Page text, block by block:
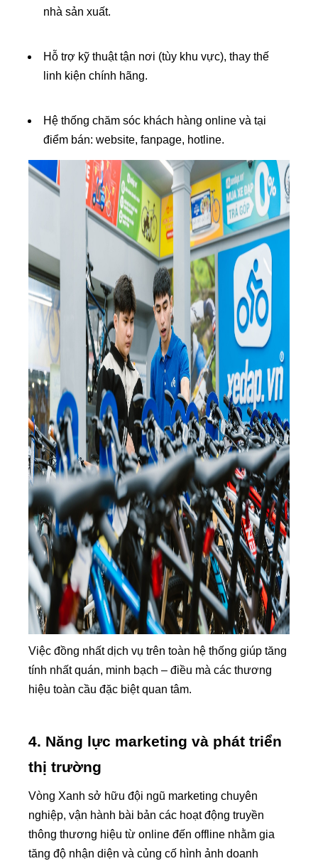
nhà sản xuất.
Hỗ trợ kỹ thuật tận nơi (tùy khu vực), thay thế
linh kiện chính hãng.
Hệ thống chăm sóc khách hàng online và tại
điểm bán: website, fanpage, hotline.
Việc đồng nhất dịch vụ trên toàn hệ thống giúp tăng
tính nhất quán, minh bạch – điều mà các thương
hiệu toàn cầu đặc biệt quan tâm.
4. Năng lực marketing và phát triển
thị trường
Vòng Xanh sở hữu đội ngũ marketing chuyên
nghiệp, vận hành bài bản các hoạt động truyền
thông thương hiệu từ online đến offline nhằm gia
tăng độ nhận diện và củng cố hình ảnh doanh